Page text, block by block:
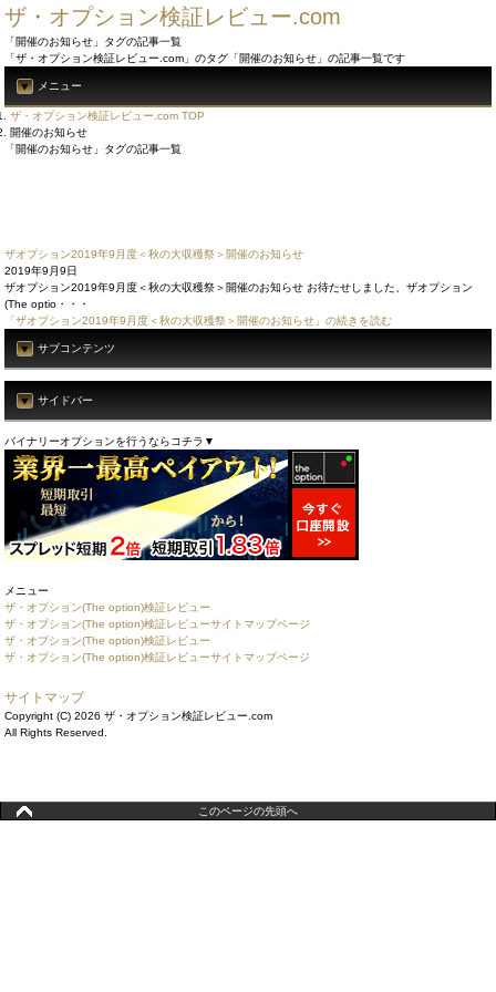
ザ・オプション検証レビュー.com
「開催のお知らせ」タグの記事一覧
「ザ・オプション検証レビュー.com」のタグ「開催のお知らせ」の記事一覧です
メニュー
ザ・オプション検証レビュー.com TOP
開催のお知らせ
「開催のお知らせ」タグの記事一覧
ザオプション2019年9月度＜秋の大収穫祭＞開催のお知らせ
2019年9月9日
ザオプション2019年9月度＜秋の大収穫祭＞開催のお知らせ お待たせしました、ザオプション
(The optio・・・
「ザオプション2019年9月度＜秋の大収穫祭＞開催のお知らせ」の続きを読む
サブコンテンツ
サイドバー
バイナリーオプションを行うならコチラ▼
メニュー
ザ・オプション(The option)検証レビュー
ザ・オプション(The option)検証レビューサイトマップページ
ザ・オプション(The option)検証レビュー
ザ・オプション(The option)検証レビューサイトマップページ
サイトマップ
Copyright (C) 2026 ザ・オプション検証レビュー.com
All Rights Reserved.
このページの先頭へ